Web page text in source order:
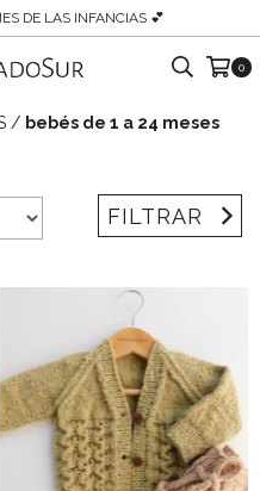
DE LAS INFANCIAS 💕
0
/ bebés de 1 a 24 meses
FILTRAR